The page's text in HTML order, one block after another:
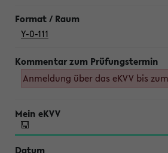
Y-0-111
Anmeldung über das eKVV bis